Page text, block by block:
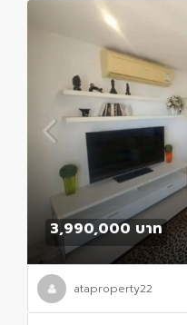
3,990,000 บาท
ataproperty22